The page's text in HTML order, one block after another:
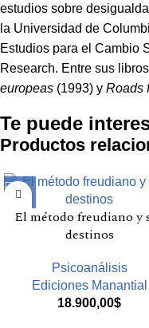
estudios sobre
la Universidad de
Estudios para el Cambio
Research. Entre sus
europeas (1993) y Roads
Te puede
Productos
El método freudiano y
destinos
Psicoanálisis
Ediciones Manantial
18.900,00$